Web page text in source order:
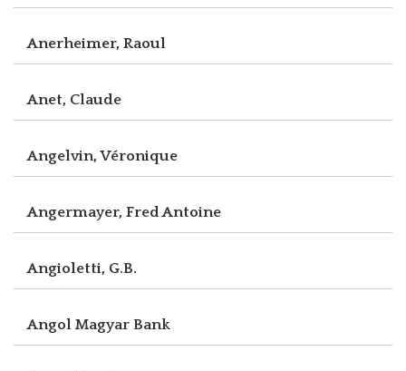
Anerheimer, Raoul
Anet, Claude
Angelvin, Véronique
Angermayer, Fred Antoine
Angioletti, G.B.
Angol Magyar Bank